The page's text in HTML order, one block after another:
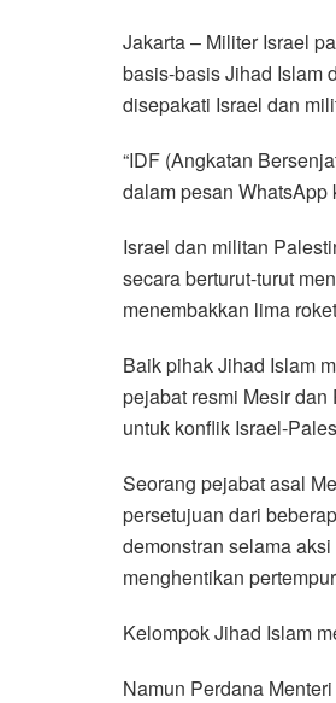
c
e
b
o
k
i
t
t
r
a
t
s
p
p
n
e
l
e
g
a
Jakarta – Militer Israel
basis-basis Jihad Islam
disepakati Israel dan
“IDF (Angkatan
dalam pesan WhatsApp
Israel dan militan
secara berturut-turut
menembakkan lima
Baik pihak Jihad Islam
pejabat resmi Mesir
untuk konflik Israel-
Seorang pejabat asal
persetujuan dari
demonstran selama
menghentikan
Kelompok Jihad Islam
Namun Perdana